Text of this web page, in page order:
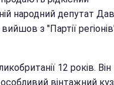
народний депутат
з "Партії
12 років. Він
вінтажний